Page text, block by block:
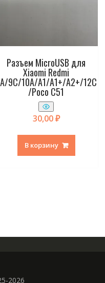
Разъем MicroUSB для
Xiaomi Redmi
9C/10A/A1/A1+/A2+/12C
/Poco C51
30,00₽
В корзину
2026